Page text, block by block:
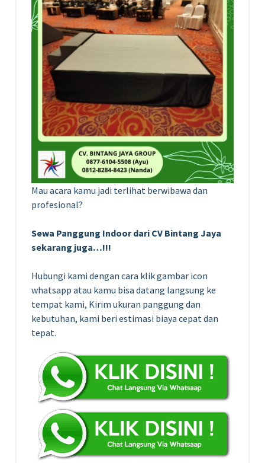
Mau acara kamu jadi terlihat berwibawa dan
profesional?
Sewa Panggung Indoor dari CV Bintang Jaya
sekarang juga…!!!
Hubungi kami dengan cara klik gambar icon
whatsapp atau kamu bisa datang langsung ke
tempat kami, Kirim ukuran panggung dan
kebutuhan, kami beri estimasi biaya cepat dan
tepat.